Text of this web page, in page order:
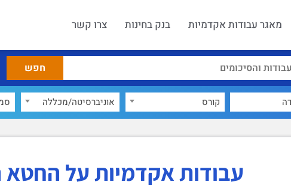
מאגר עבודות אקדמיות בנק בחינות צרו קשר
קורס אוניברסיטה/מכללה
עבודות אקדמיות על החטא